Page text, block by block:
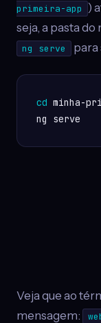
primeira-app )
seja, a pasta
ng serve para
cd minha-
ng serve
Veja que ao
mensagem: